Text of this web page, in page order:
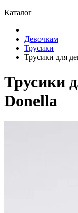
Каталог
Девочкам
Трусики
Трусики для
Трусики
Donella